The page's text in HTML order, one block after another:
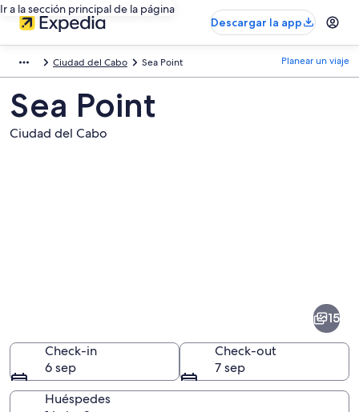
Ir a la sección principal de la página
Descargar la app
Ciudad del Cabo Sea Point Planear un viaje
Sea Point
Ciudad del Cabo
15
Check-in
6 sep
Check-out
7 sep
Huéspedes